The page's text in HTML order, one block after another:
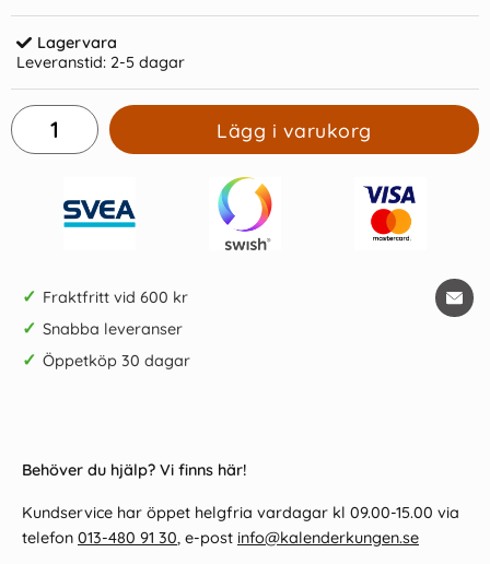
Lagervara
Leveranstid: 2-5 dagar
Lägg i varukorg
✓ Fraktfritt vid 600 kr
✓ Snabba leveranser
✓ Öppetköp 30 dagar
Behöver du hjälp? Vi finns här!
Kundservice har öppet helgfria vardagar kl 09.00-15.00 via
telefon 013-480 91 30, e-post info@kalenderkungen.se